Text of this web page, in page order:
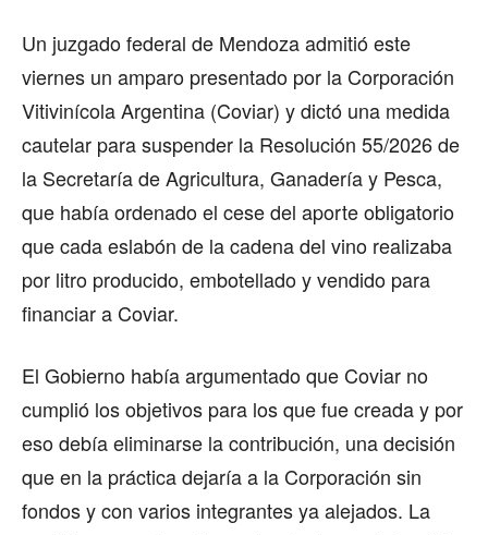
Un juzgado federal de Mendoza admitió este
viernes un amparo presentado por la Corporación
Vitivinícola Argentina (Coviar) y dictó una medida
cautelar para suspender la Resolución 55/2026 de
la Secretaría de Agricultura, Ganadería y Pesca,
que había ordenado el cese del aporte obligatorio
que cada eslabón de la cadena del vino realizaba
por litro producido, embotellado y vendido para
financiar a Coviar.
El Gobierno había argumentado que Coviar no
cumplió los objetivos para los que fue creada y por
eso debía eliminarse la contribución, una decisión
que en la práctica dejaría a la Corporación sin
fondos y con varios integrantes ya alejados. La